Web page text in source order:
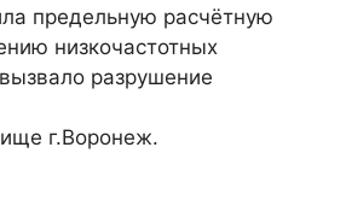
предельную расчётную
низкочастотных
разрушение
г.Воронеж.